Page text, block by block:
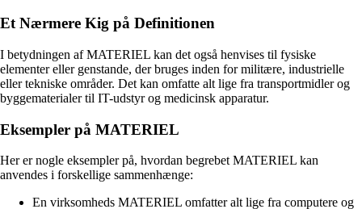
Et Nærmere Kig på Definitionen
I betydningen af MATERIEL kan det også henvises til fysiske
elementer eller genstande, der bruges inden for militære, industrielle
eller tekniske områder. Det kan omfatte alt lige fra transportmidler og
byggematerialer til IT-udstyr og medicinsk apparatur.
Eksempler på MATERIEL
Her er nogle eksempler på, hvordan begrebet MATERIEL kan
anvendes i forskellige sammenhænge:
En virksomheds MATERIEL omfatter alt lige fra computere og